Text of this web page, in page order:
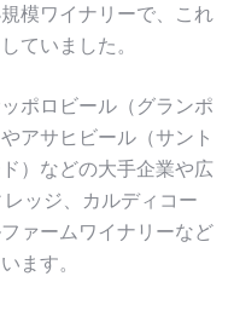
模ワイナリーで、これ
ていました。
ポロビール（グランポ
アサヒビール（サント
）などの大手企業や広
ッジ、カルディコー
ァームワイナリーなど
ます。